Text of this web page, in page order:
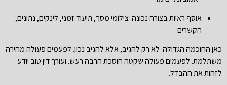
אוסף ראיות בצורה נכונה: צילומי מסך, תיעוד זמני, לינקים, נתונים,
הקשרים
כאן החוכמה הגדולה: לא רק להגיב, אלא להגיב נכון. לפעמים פעולה מהירה
משתלמת. לפעמים פעולה שקטה חוסכת הרבה רעש. ועורך דין טוב יודע
לזהות את ההבדל.